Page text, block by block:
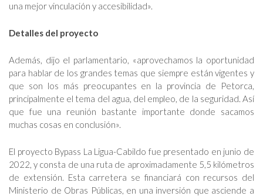
una mejor vinculación y accesibilidad».
Detalles del proyecto
Además, dijo el parlamentario, «aprovechamos la oportunidad
para hablar de los grandes temas que siempre están vigentes y
que son los más preocupantes en la provincia de Petorca,
principalmente el tema del agua, del empleo, de la seguridad. Así
que fue una reunión bastante importante donde sacamos
muchas cosas en conclusión».
El proyecto Bypass La Ligua-Cabildo fue presentado en junio de
2022, y consta de una ruta de aproximadamente 5,5 kilómetros
de extensión. Esta carretera se financiará con recursos del
Ministerio de Obras Públicas, en una inversión que asciende a